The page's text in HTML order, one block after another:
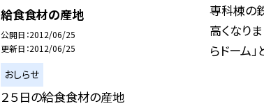
給食食材の産地
公開日 2012/06/25
更新日 2012/06/25
おしらせ
２５日の給食食材の産地
専科棟の
高くなり
らドーム」